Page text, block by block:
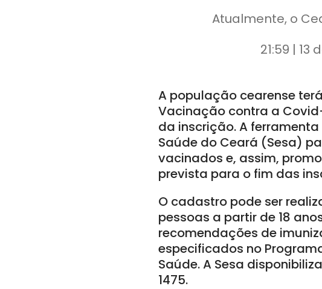
Atualmente, o
21:59 | 13
A população cearense
Vacinação contra a
da inscrição. A
Saúde do Ceará (Sesa)
vacinados e, assim,
prevista para o fim das
O cadastro pode ser
pessoas a partir de 18
recomendações de
especificados no
Saúde. A Sesa
1475.